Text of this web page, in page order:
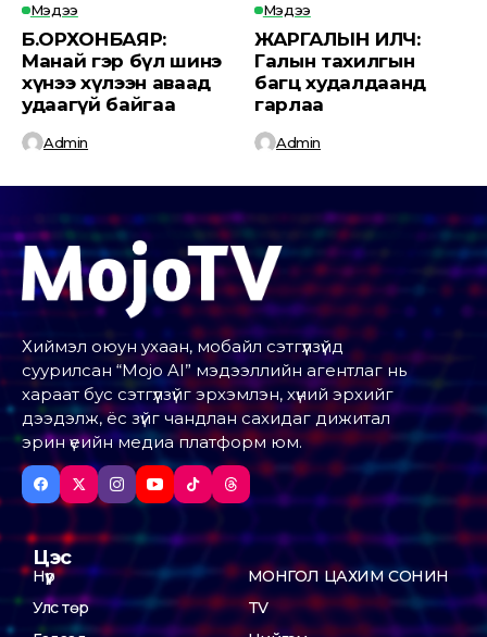
Мэдээ
Б.ОРХОНБАЯР:
Манай гэр бүл шинэ
хүнээ хүлээн аваад
удаагүй байгаа
Admin
Мэдээ
ЖАРГАЛЫН ИЛЧ:
Галын тахилгын
багц худалдаанд
гарлаа
Admin
Хиймэл оюун ухаан, мобайл сэтгүүлзүйд
суурилсан “Mojo AI” мэдээллийн агентлаг нь
хараат бус сэтгүүлзүйг эрхэмлэн, хүний эрхийг
дээдэлж, ёс зүйг чандлан сахидаг дижитал
эрин үеийн медиа платформ юм.
Цэс
Нүүр
МОНГОЛ ЦАХИМ СОНИН
Улс төр
TV